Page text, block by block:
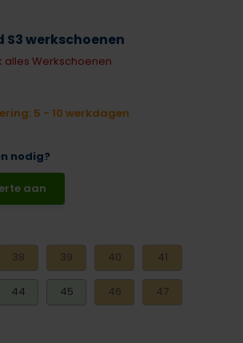
werkschoenen
alles Werkschoenen
5 - 10 werkdagen
nodig?
aan
38 39 40 41
44 45 46 47